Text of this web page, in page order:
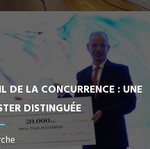
DE LA CONCURRENCE : UNE
DISTINGUÉE